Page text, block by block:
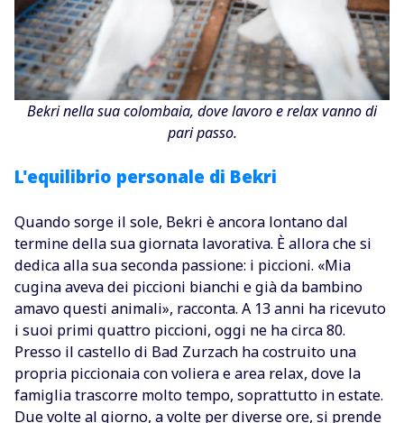
Bekri nella sua colombaia, dove lavoro e relax vanno di
pari passo.
L'equilibrio personale di Bekri
Quando sorge il sole, Bekri è ancora lontano dal
termine della sua giornata lavorativa. È allora che si
dedica alla sua seconda passione: i piccioni. «Mia
cugina aveva dei piccioni bianchi e già da bambino
amavo questi animali», racconta. A 13 anni ha ricevuto
i suoi primi quattro piccioni, oggi ne ha circa 80.
Presso il castello di Bad Zurzach ha costruito una
propria piccionaia con voliera e area relax, dove la
famiglia trascorre molto tempo, soprattutto in estate.
Due volte al giorno, a volte per diverse ore, si prende